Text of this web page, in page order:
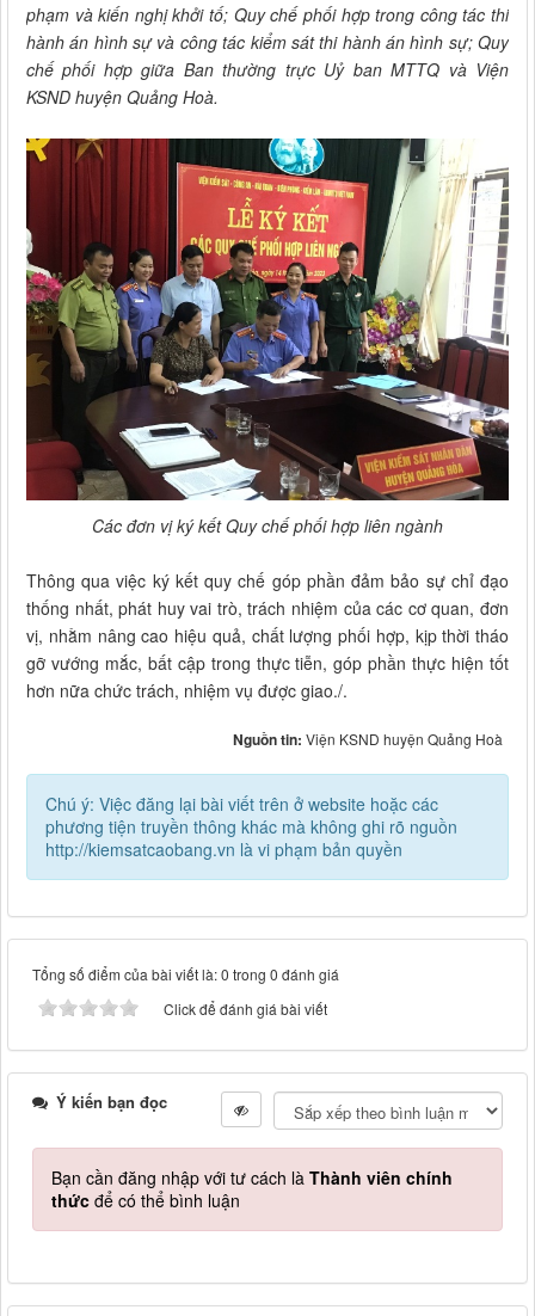
phạm và kiến nghị khởi tố; Quy chế phối hợp trong công tác thi
hành án hình sự và công tác kiểm sát thi hành án hình sự; Quy
chế phối hợp giữa Ban thường trực Uỷ ban MTTQ và Viện
KSND huyện Quảng Hoà.
Các đơn vị ký kết Quy chế phối hợp liên ngành
Thông qua việc ký kết quy chế góp phần đảm bảo sự chỉ đạo
thống nhất, phát huy vai trò, trách nhiệm của các cơ quan, đơn
vị, nhằm nâng cao hiệu quả, chất lượng phối hợp, kịp thời tháo
gỡ vướng mắc, bất cập trong thực tiễn, góp phần thực hiện tốt
hơn nữa chức trách, nhiệm vụ được giao./.
Nguồn tin: Viện KSND huyện Quảng Hoà
Chú ý: Việc đăng lại bài viết trên ở website hoặc các
phương tiện truyền thông khác mà không ghi rõ nguồn
http://kiemsatcaobang.vn là vi phạm bản quyền
Tổng số điểm của bài viết là: 0 trong 0 đánh giá
Click để đánh giá bài viết
Ý kiến bạn đọc
Bạn cần đăng nhập với tư cách là Thành viên chính
thức để có thể bình luận